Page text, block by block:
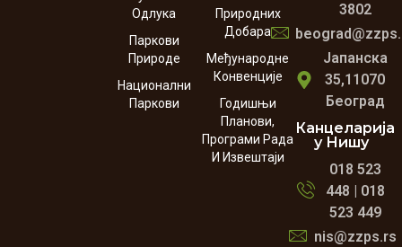
Одлука
Паркови
Природе
Национални
Паркови
Природних
Добара
Међународне
Конвенције
Годишњи
Планови,
Програми Рада
И Извештаји
3802
Јапанска
35,11070
Београд
Канцеларија
у Нишу
018 523
448 | 018
523 449
nis@zzps.rs